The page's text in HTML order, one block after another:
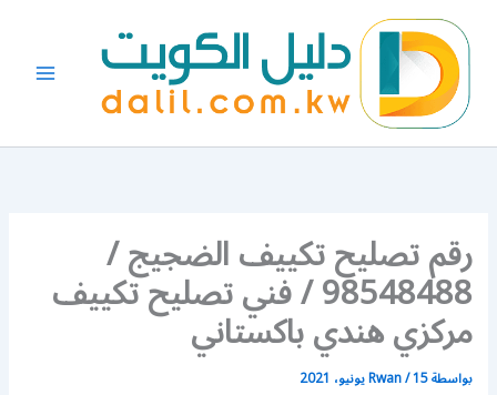
المحتوى
رقم تصليح تكييف الضجيج /
98548488 / فني تصليح تكييف
مركزي هندي باكستاني
بواسطة Rwan/15 يونيو، 2021